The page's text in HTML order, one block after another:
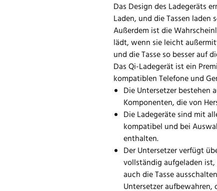
Das Design des Ladegeräts
Laden, und die Tassen laden
Außerdem ist die
lädt, wenn sie leicht
und die Tasse so besser auf
Das Qi-Ladegerät ist ein
kompatiblen Telefone und
Die Untersetzer bestehen
Komponenten, die von
Die Ladegeräte sind mit
kompatibel und bei
enthalten.
Der Untersetzer verfügt
vollständig aufgeladen
auch die Tasse
Untersetzer aufbewahren,